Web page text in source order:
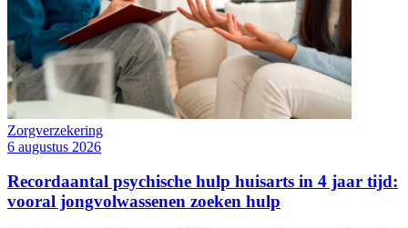
Zorgverzekering
6 augustus 2026
Recordaantal psychische hulp huisarts in 4 jaar tijd:
vooral jongvolwassenen zoeken hulp